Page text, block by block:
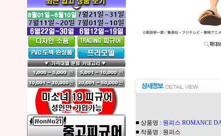
■ 상품명 : 원피스 ROMANCE
■ 작품명 : 원피스